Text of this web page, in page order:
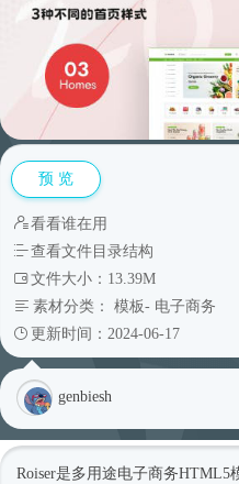
预 览
看看谁在用
查看文件目录结构
文件大小：13.39M
素材分类： 模板- 电子商务
更新时间：2024-06-17
genbiesh
Roiser是多用途电子商务HTML5